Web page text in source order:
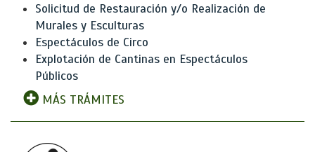
Solicitud de Restauración y/o Realización de
Murales y Esculturas
Espectáculos de Circo
Explotación de Cantinas en Espectáculos
Públicos
MÁS TRÁMITES